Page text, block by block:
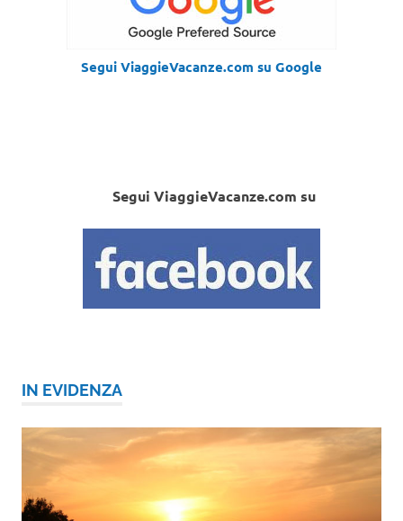
Segui ViaggieVacanze.com su Google
Segui ViaggieVacanze.com su
IN EVIDENZA